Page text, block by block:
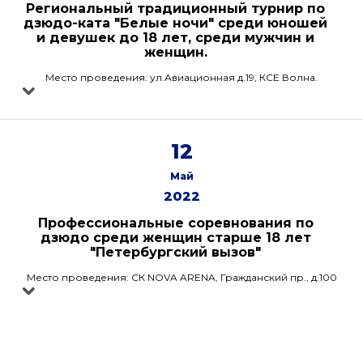
Региональный традиционный турнир по
дзюдо-ката "Белые ночи" среди юношей
и девушек до 18 лет, среди мужчин и
женщин.
Место проведения: ул.Авиационная д.19, КСЕ Волна.
12
Май
2022
Профессиональные соревнования по
дзюдо среди женщин старше 18 лет
"Петербургский вызов"
Место проведения: СК NOVA ARENA, Гражданский пр., д.100